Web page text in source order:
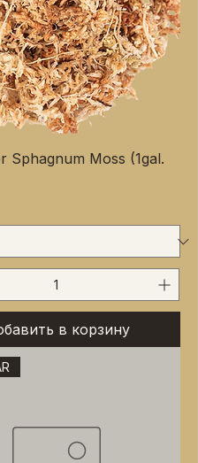
Sphagnum Moss (1gal.
в корзину